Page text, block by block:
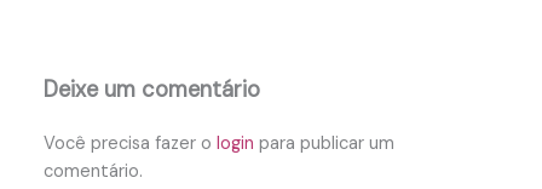
Deixe um comentário
Você precisa fazer ologin para publicar um
comentário.